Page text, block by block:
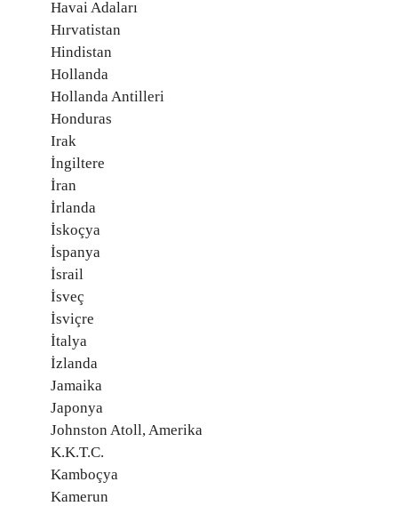
Havai Adaları
Hırvatistan
Hindistan
Hollanda
Hollanda Antilleri
Honduras
Irak
İngiltere
İran
İrlanda
İskoçya
İspanya
İsrail
İsveç
İsviçre
İtalya
İzlanda
Jamaika
Japonya
Johnston Atoll, Amerika
K.K.T.C.
Kamboçya
Kamerun